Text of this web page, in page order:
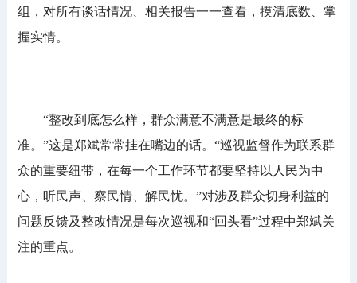
组，对所有谈话情况、相关报告一一查看，摸清底数、掌
握实情。
“整改到底怎么样，群众满意不满意是最终的标
准。”这是郑斌常常挂在嘴边的话。“巡视监督作为联系群
众的重要纽带，在每一个工作环节都要坚持以人民为中
心，听民声、察民情、解民忧。”对涉及群众切身利益的
问题反馈及整改情况是每次巡视和“回头看”过程中郑斌关
注的重点。